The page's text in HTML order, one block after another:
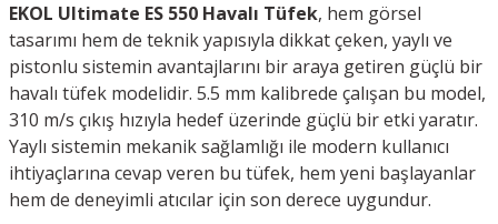
EKOL Ultimate ES 550 Havalı Tüfek, hem görsel
tasarımı hem de teknik yapısıyla dikkat çeken, yaylı ve
pistonlu sistemin avantajlarını bir araya getiren güçlü bir
havalı tüfek modelidir. 5.5 mm kalibrede çalışan bu model,
310 m/s çıkış hızıyla hedef üzerinde güçlü bir etki yaratır.
Yaylı sistemin mekanik sağlamlığı ile modern kullanıcı
ihtiyaçlarına cevap veren bu tüfek, hem yeni başlayanlar
hem de deneyimli atıcılar için son derece uygundur.